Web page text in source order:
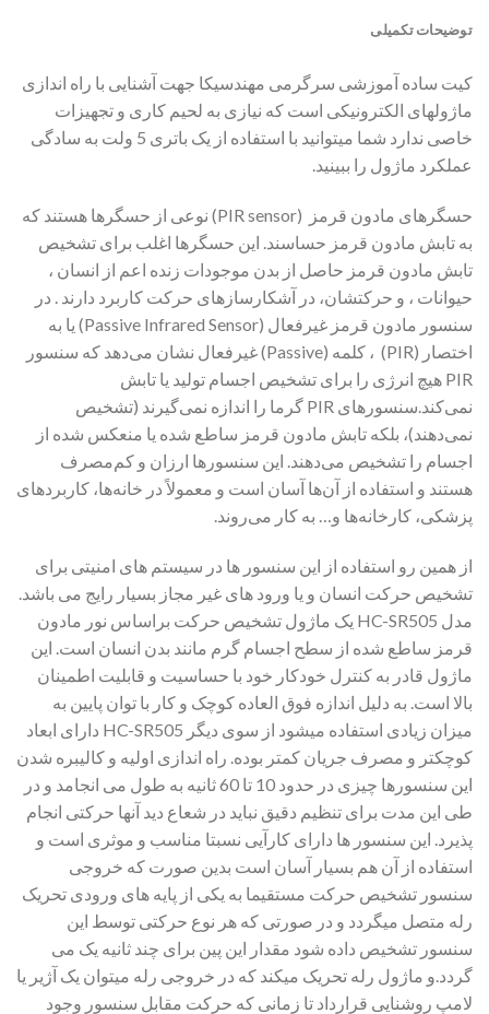
توضیحات تکمیلی
کیت ساده آموزشی سرگرمی مهندسیکا جهت آشنایی با راه اندازی
ماژولهای الکترونیکی است که نیازی به لحیم کاری و تجهیزات
خاصی ندارد شما میتوانید با استفاده از یک باتری 5 ولت به سادگی
عملکرد ماژول را ببینید.
حسگرهای مادون قرمز (PIR sensor) نوعی از حسگرها هستند که
به تابش مادون قرمز حساسند. این حسگرها اغلب برای تشخیص
تابش مادون قرمز حاصل از بدن موجودات زنده اعم از انسان ،
حیوانات ، و حرکتشان، در آشکارسازهای حرکت کاربرد دارند . در
سنسور مادون قرمز غیرفعال (Passive Infrared Sensor) یا به
اختصار (PIR) ، کلمه (Passive) غیرفعال نشان می‌دهد که سنسور
PIR هیچ انرژی را برای تشخیص اجسام تولید یا تابش
نمی‌کند.سنسورهای PIR گرما را اندازه نمی‌گیرند (تشخیص
نمی‌دهند)، بلکه تابش مادون قرمز ساطع شده یا منعکس شده از
اجسام را تشخیص می‌دهند. این سنسورها ارزان و کم‌مصرف
هستند و استفاده از آن‌ها آسان است و معمولاً در خانه‌ها، کاربردهای
پزشکی، کارخانه‌ها و… به کار می‌روند.
از همین رو استفاده از این سنسور ها در سیستم های امنیتی برای
تشخیص حرکت انسان و یا ورود های غیر مجاز بسیار رایج می باشد.
مدل HC-SR505 یک ماژول تشخیص حرکت براساس نور مادون
قرمز ساطع شده از سطح اجسام گرم مانند بدن انسان است. این
ماژول قادر به کنترل خودکار خود با حساسیت و قابلیت اطمینان
بالا است. به دلیل اندازه فوق العاده کوچک و کار با توان پایین به
میزان زیادی استفاده می­شود از سوی دیگر HC-SR505 دارای ابعاد
کوچکتر و مصرف جریان کمتر بوده. راه اندازی اولیه و کالیبره شدن
این سنسورها چیزی در حدود 10 تا 60 ثانیه به طول می انجامد و در
طی این مدت برای تنظیم دقیق نباید در شعاع دید آنها حرکتی انجام
پذیرد. این سنسور ها دارای کارآیی نسبتا مناسب و موثری است و
استفاده از آن هم بسیار آسان است بدین صورت که خروجی
سنسور تشخیص حركت مستقیما به یکی از پایه های ورودی تحریک
رله متصل می­گردد و در صورتی که هر نوع حرکتی توسط این
سنسور تشخیص داده شود مقدار این پین برای چند ثانیه یک می
گردد.و ماژول رله تحریک میکند که در خروجی رله میتوان یک آژیر یا
لامپ روشنایی قرارداد تا زمانی که حرکت مقابل سنسور وجود